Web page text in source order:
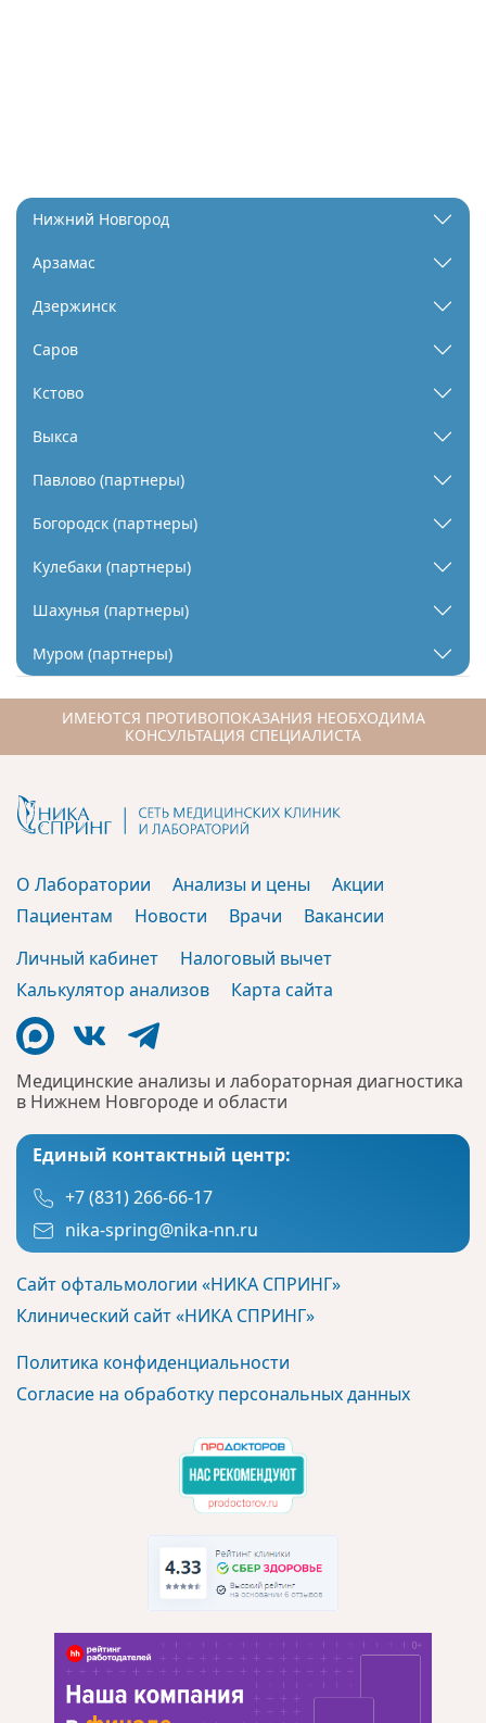
Нижний Новгород
Арзамас
Дзержинск
Саров
Кстово
Выкса
Павлово (партнеры)
Богородск (партнеры)
Кулебаки (партнеры)
Шахунья (партнеры)
Муром (партнеры)
ИМЕЮТСЯ ПРОТИВОПОКАЗАНИЯ НЕОБХОДИМА
КОНСУЛЬТАЦИЯ СПЕЦИАЛИСТА
Медицинские анализы и лабораторная диагностика
в Нижнем Новгороде и области
Единый контактный центр:
+7 (831) 266-66-17
nika-spring@nika-nn.ru
Сайт офтальмологии «НИКА СПРИНГ»
Клинический сайт «НИКА СПРИНГ»
Политика конфиденциальности
Согласие на обработку персональных данных
О Лаборатории Анализы и цены
Акции
Пациентам
Новости Врачи
Вакансии
Личный кабинет
Налоговый вычет
Калькулятор анализов
Карта сайта